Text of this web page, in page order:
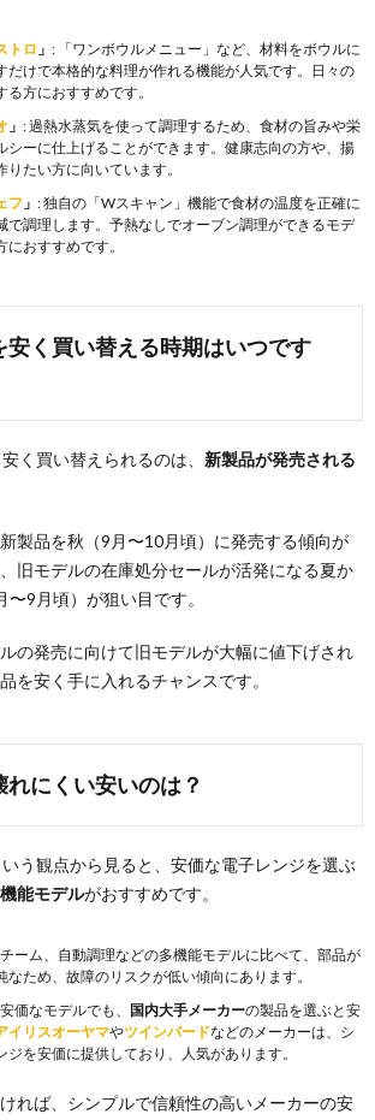
トロ 」 : 「ワンボウルメニュー」など、材料をボウルに
だけで本格的な料理が作れる機能が人気です。日々の
方におすすめです。
」 : 過熱水蒸気を使って調理するため、食材の旨みや栄
シーに仕上げることができます。健康志向の方や、揚
たい方に向いています。
フ 」 : 独自の「Wスキャン」機能で食材の温度を正確に
で調理します。予熱なしでオーブン調理ができるモデ
おすすめです。
安く買い替える時期はいつです
く買い替えられるのは、 新製品が発売される
製品を秋（9月〜10月頃）に発売する傾向が
旧モデルの在庫処分セールが活発になる夏か
9月頃）が狙い目です。
の発売に向けて旧モデルが大幅に値下げされ
を安く手に入れるチャンスです。
にくい安いのは？
いう観点から見ると、安価な電子レンジを選ぶ
能モデルがおすすめです。
ーム、自動調理などの多機能モデルに比べて、部品が
なため、故障のリスクが低い傾向にあります。
価なモデルでも、 国内大手メーカーの製品を選ぶと安
イリスオーヤマやツインバードなどのメーカーは、シ
ジを安価に提供しており、人気があります。
れば、シンプルで信頼性の高いメーカーの安